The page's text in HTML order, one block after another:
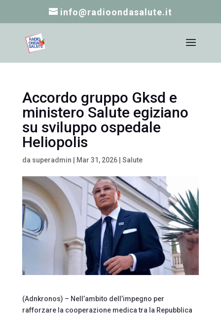
info@radioondasalute.it
Accordo gruppo Gksd e
ministero Salute egiziano
su sviluppo ospedale
Heliopolis
da superadmin Mar 31, 2026| Salute
(Adnkronos) – Nell’ambito dell’impegno per
rafforzare la cooperazione medica tra la Repubblica